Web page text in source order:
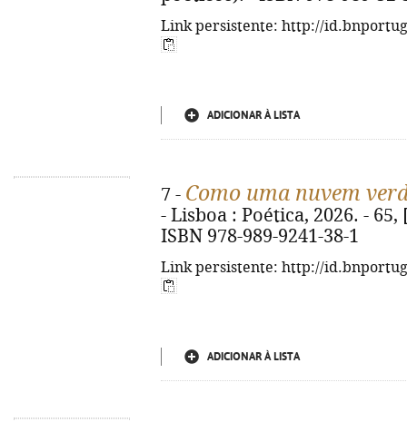
Link persistente: http://
ADICIONAR À LISTA
7 - Como uma nuvem
- Lisboa : Poética, 2026. -
ISBN 978-989-9241-38-1
Link persistente: http://
ADICIONAR À LISTA